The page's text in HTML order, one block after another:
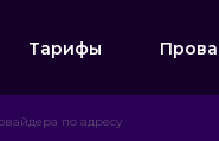
Тарифы
по адресу